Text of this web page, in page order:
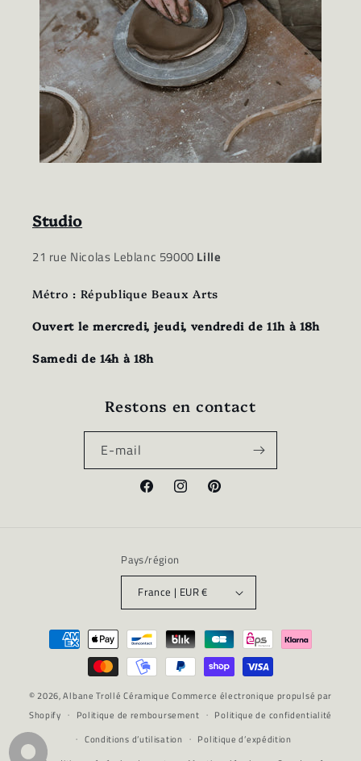
Studio
21 rue Nicolas Leblanc 59000 Lille
Métro : République Beaux Arts
Ouvert le mercredi, jeudi, vendredi de 11h à 18h
Samedi de 14h à 18h
Restons en contact
E-mail
FacebookInstagramPinterest
Pays/région
France | EUR €
Moyens
© 2026,Albane Trollé Céramique Commerce électronique propulsé par
Shopify
Politique de remboursement
Politique de confidentialité
Conditions d’utilisation
Politique d’expédition